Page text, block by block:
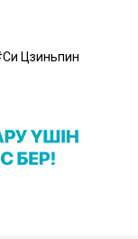
Си Цзиньпин